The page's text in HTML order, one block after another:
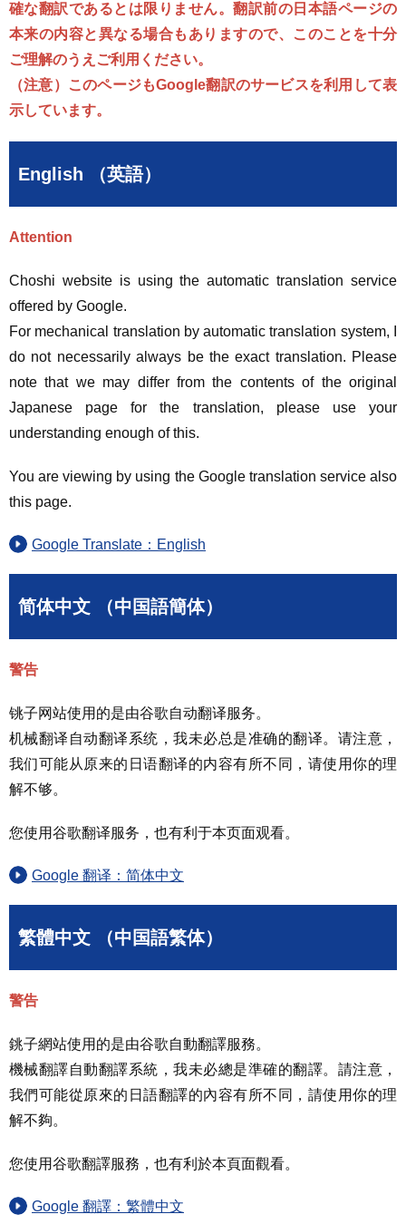
確な翻訳であるとは限りません。翻訳前の日本語ページの
本来の内容と異なる場合もありますので、このことを十分
ご理解のうえご利用ください。
（注意）このページもGoogle翻訳のサービスを利用して表
示しています。
English （英語）
Attention
Choshi website is using the automatic translation service
offered by Google.
For mechanical translation by automatic translation system, I
do not necessarily always be the exact translation. Please
note that we may differ from the contents of the original
Japanese page for the translation, please use your
understanding enough of this.
You are viewing by using the Google translation service also
this page.
Google Translate：English
简体中文 （中国語簡体）
警告
铫子网站使用的是由谷歌自动翻译服务。
机械翻译自动翻译系统，我未必总是准确的翻译。请注意，
我们可能从原来的日语翻译的内容有所不同，请使用你的理
解不够。
您使用谷歌翻译服务，也有利于本页面观看。
Google 翻译：简体中文
繁體中文 （中国語繁体）
警告
銚子網站使用的是由谷歌自動翻譯服務。
機械翻譯自動翻譯系統，我未必總是準確的翻譯。請注意，
我們可能從原來的日語翻譯的內容有所不同，請使用你的理
解不夠。
您使用谷歌翻譯服務，也有利於本頁面觀看。
Google 翻譯：繁體中文